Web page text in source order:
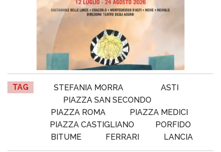
TAG STEFANIA MORRA
ASTI
PIAZZA SAN SECONDO
PIAZZA ROMA
PIAZZA MEDICI
PIAZZA CASTIGLIANO
PORFIDO
BITUME
FERRARI LANCIA